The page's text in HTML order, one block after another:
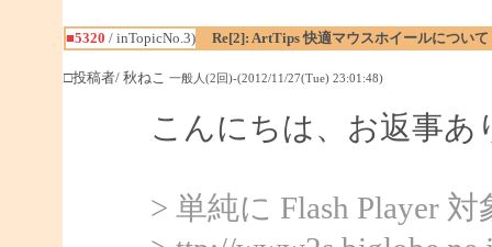
■5320 / inTopicNo.3) Re[2]: ArtTips 快適マウスホイールについて
□投稿者/ 秋ねこ 一般人(2回)-(2012/11/27(Tue) 23:01:48)
こんにちは、お返事
> 単純に Flash Player